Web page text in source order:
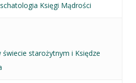
Księgi Mądrości
świecie starożytnym i Księdze